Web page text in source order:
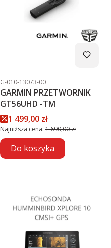
Kod produktu
G-010-13073-00
GARMIN PRZETWORNIK
GT56UHD -TM
Cena promocyjna
1 499,00 zł
Najniższa cena: 1 690,00 zł
Do koszyka